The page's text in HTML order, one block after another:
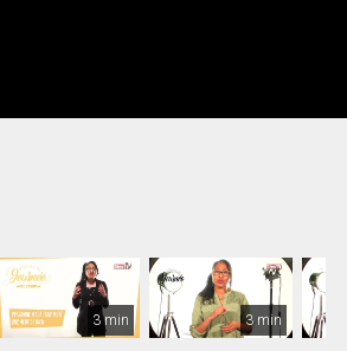
3 min 3 min